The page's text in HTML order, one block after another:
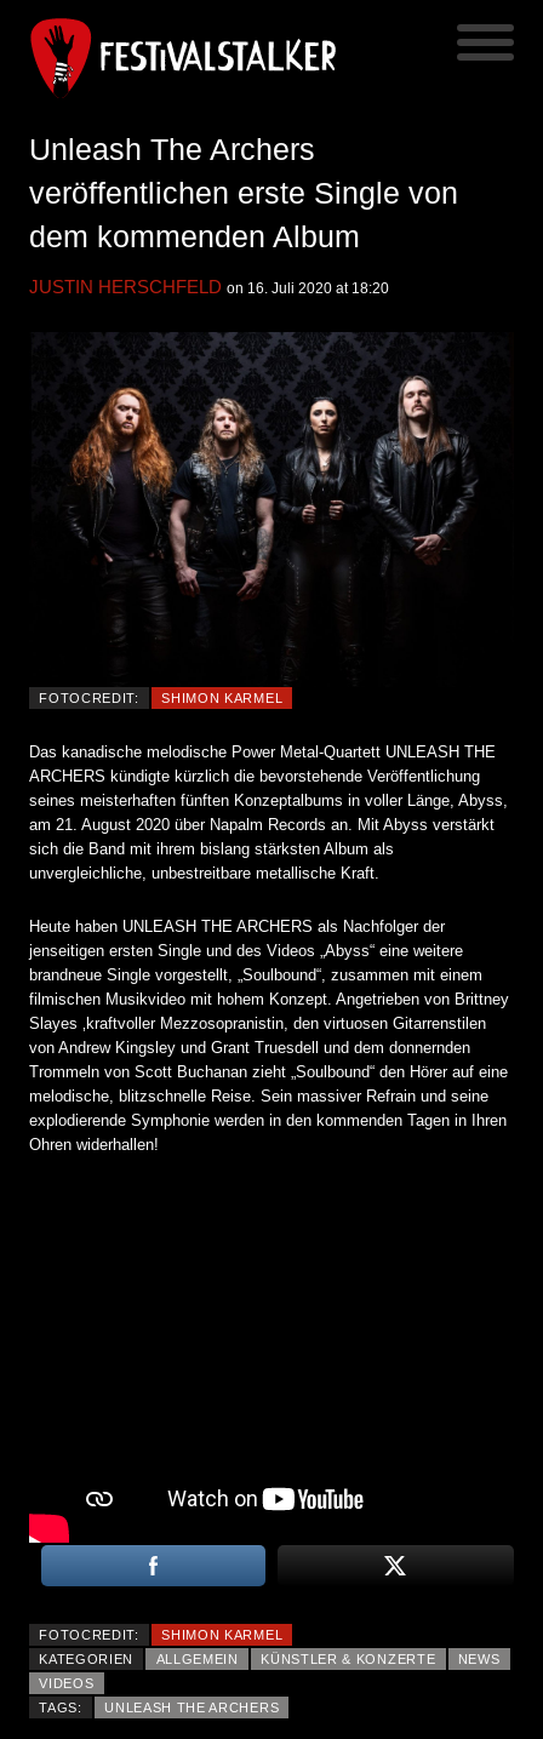
Unleash The Archers
veröffentlichen erste Single von
dem kommenden Album
JUSTIN HERSCHFELD on 16. Juli 2020 at 18:20
FOTOCREDIT: SHIMON KARMEL
Das kanadische melodische Power Metal-Quartett UNLEASH THE
ARCHERS kündigte kürzlich die bevorstehende Veröffentlichung
seines meisterhaften fünften Konzeptalbums in voller Länge, Abyss,
am 21. August 2020 über Napalm Records an. Mit Abyss verstärkt
sich die Band mit ihrem bislang stärksten Album als
unvergleichliche, unbestreitbare metallische Kraft.
Heute haben UNLEASH THE ARCHERS als Nachfolger der
jenseitigen ersten Single und des Videos „Abyss“ eine weitere
brandneue Single vorgestellt, „Soulbound“, zusammen mit einem
filmischen Musikvideo mit hohem Konzept. Angetrieben von Brittney
Slayes ‚kraftvoller Mezzosopranistin, den virtuosen Gitarrenstilen
von Andrew Kingsley und Grant Truesdell und dem donnernden
Trommeln von Scott Buchanan zieht „Soulbound“ den Hörer auf eine
melodische, blitzschnelle Reise. Sein massiver Refrain und seine
explodierende Symphonie werden in den kommenden Tagen in Ihren
Ohren widerhallen!
FOTOCREDIT:
SHIMON KARMEL
KATEGORIEN
ALLGEMEIN KÜNSTLER & KONZERTE
NEWS
VIDEOS
TAGS:
UNLEASH THE ARCHERS